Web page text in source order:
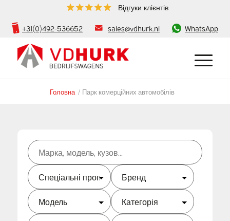
Відгуки клієнтів
+31(0)492-536652 sales@vdhurk.nl WhatsApp
Головна / Парк комерційних автомобілів